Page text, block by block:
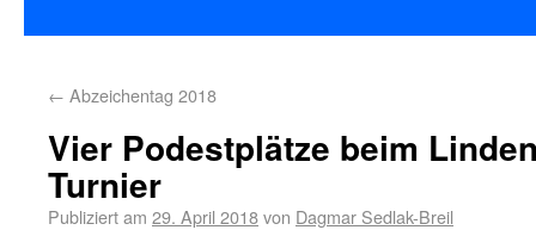
← Abzeichentag 2018
Vier Podestplätze beim
Turnier
Publiziert am 29. April 2018von Dagmar Sedlak-Breil